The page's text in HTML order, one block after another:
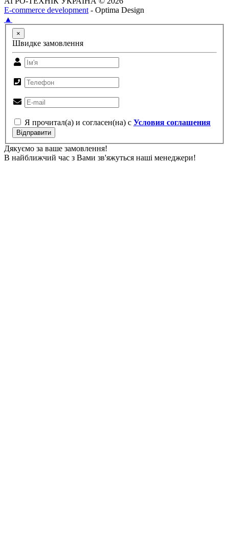
E-commerce development - Optima Design
▲
×
Швидке замовлення
Я прочитал(а) и согласен(на) с Условия соглашения
Відправити
Дякуємо за ваше замовлення!
В найближчий час з Вами зв'яжуться наші менеджери!